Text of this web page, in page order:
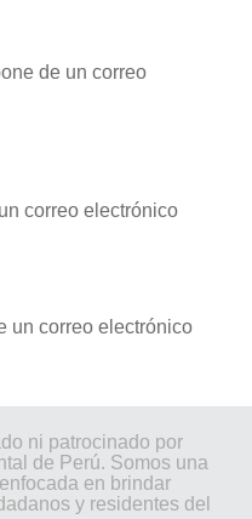
de un correo
correo electrónico
un correo electrónico
ni patrocinado por
de Perú. Somos una
en brindar
y residentes del